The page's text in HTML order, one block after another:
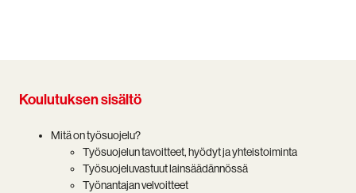
Koulutuksen sisältö
Mitä on työsuojelu?
Työsuojelun tavoitteet, hyödyt ja yhteistoiminta
Työsuojeluvastuut lainsäädännössä
Työnantajan velvoitteet